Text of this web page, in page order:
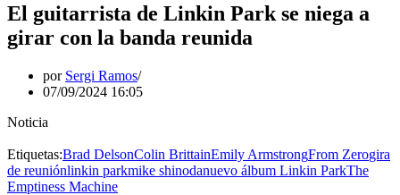
El guitarrista de Linkin Park se niega a
girar con la banda reunida
por Sergi Ramos
07/09/2024 16:05
Noticia
Etiquetas:Brad DelsonColin BrittainEmily ArmstrongFrom Zerogira
de reuniónlinkin parkmike shinodanuevo álbum Linkin ParkThe
Emptiness Machine